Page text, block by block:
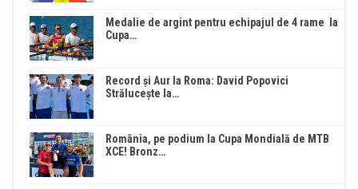
Medalie de argint pentru echipajul de 4 rame la
Cupa…
Record și Aur la Roma: David Popovici
Strălucește la…
România, pe podium la Cupa Mondială de MTB
XCE! Bronz…